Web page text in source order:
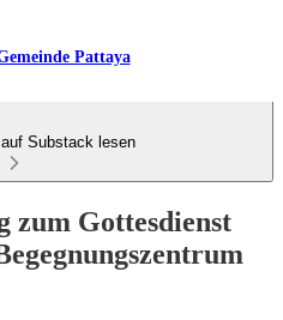
Pattaya
Substack lesen
zum Gottesdienst